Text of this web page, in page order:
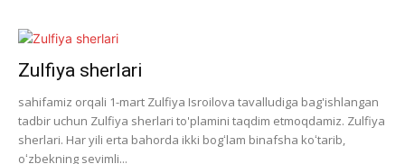
Zulfiya sherlari
sahifamiz orqali 1-mart Zulfiya Isroilova tavalludiga bag'ishlangan
tadbir uchun Zulfiya sherlari to'plamini taqdim etmoqdamiz. Zulfiya
sherlari. Har yili erta bahorda ikki bogʻlam binafsha koʻtarib,
oʻzbekning sevimli...